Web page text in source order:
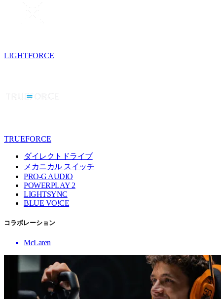
LIGHTFORCE
TRUEFORCE
ダイレクトドライブ
メカニカル スイッチ
PRO-G AUDIO
POWERPLAY 2
LIGHTSYNC
BLUE VO!CE
コラボレーション
McLaren